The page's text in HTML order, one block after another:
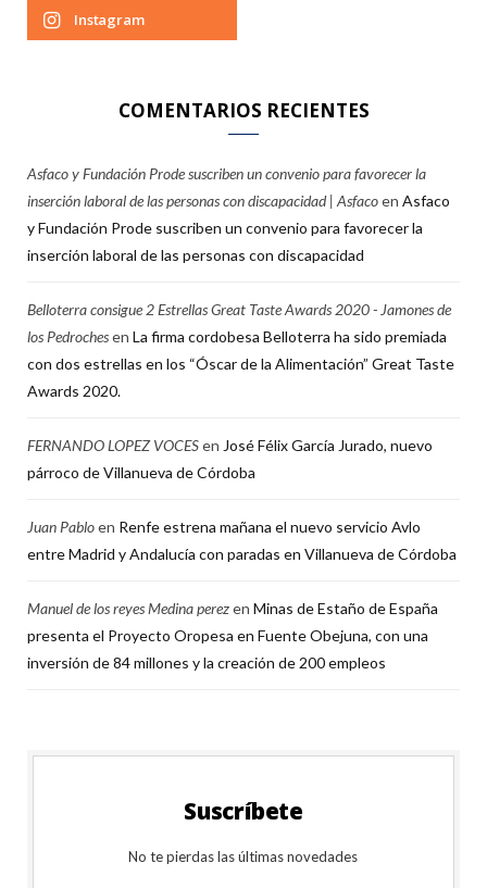
Instagram
COMENTARIOS RECIENTES
Asfaco y Fundación Prode suscriben un convenio para favorecer la
inserción laboral de las personas con discapacidad | Asfacoen Asfaco
y Fundación Prode suscriben un convenio para favorecer la
inserción laboral de las personas con discapacidad
Belloterra consigue 2 Estrellas Great Taste Awards 2020 - Jamones de
los Pedrochesen La firma cordobesa Belloterra ha sido premiada
con dos estrellas en los “Óscar de la Alimentación” Great Taste
Awards 2020.
FERNANDO LOPEZ VOCESen José Félix García Jurado, nuevo
párroco de Villanueva de Córdoba
Juan Pabloen Renfe estrena mañana el nuevo servicio Avlo
entre Madrid y Andalucía con paradas en Villanueva de Córdoba
Manuel de los reyes Medina perezen Minas de Estaño de España
presenta el Proyecto Oropesa en Fuente Obejuna, con una
inversión de 84 millones y la creación de 200 empleos
Suscríbete
No te pierdas las últimas novedades